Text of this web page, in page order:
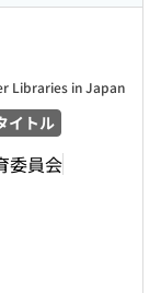
イトル
委員会
Libraries in Japan